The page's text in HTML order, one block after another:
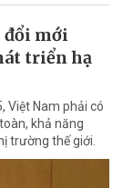
đổi mới
triển hạ
Việt Nam phải có
khả năng
trường thế giới.